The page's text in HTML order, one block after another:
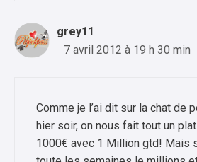
grey11
7 avril 2012 à 19 h 30 min
Comme je l’ai dit sur la chat de
hier soir, on nous fait tout un
1000€ avec 1 Million gtd! Mais